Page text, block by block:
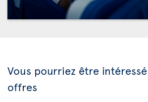
Vous pourriez être
offres